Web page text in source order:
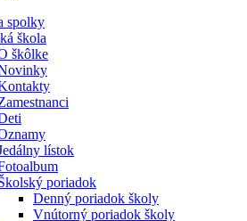
spolky
škola
škôlke
lístok
poriadok
Denný poriadok školy
Vnútorný poriadok školy